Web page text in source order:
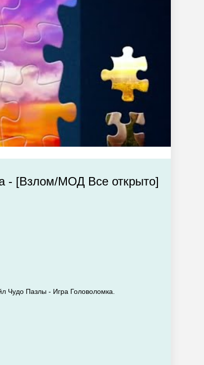
- [Взлом/МОД Все открыто]
Чудо Пазлы - Игра Головоломка.